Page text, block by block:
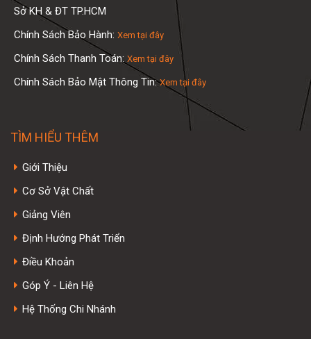
Sở KH & ĐT TP.HCM
Chính Sách Bảo Hành: Xem tại đây
Chính Sách Thanh Toán: Xem tại đây
Chính Sách Bảo Mật Thông Tin:Xem tại đây
TÌM HIỂU THÊM
Giới Thiệu
Cơ Sở Vật Chất
Giảng Viên
Định Hướng Phát Triển
Điều Khoản
Góp Ý - Liên Hệ
Hệ Thống Chi Nhánh